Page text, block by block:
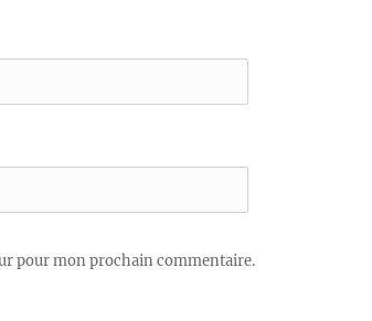
pour mon prochain commentaire.